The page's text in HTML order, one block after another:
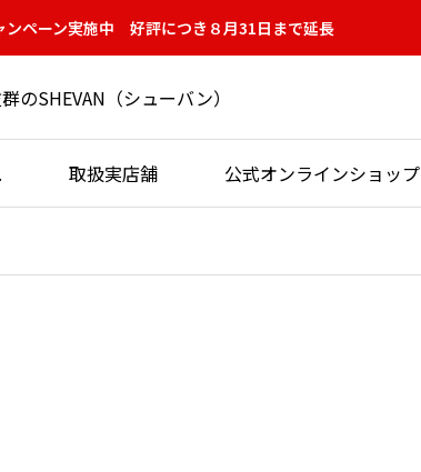
ンペーン実施中 好評につき８月31日まで延長
SHEVAN（シューバン）
取扱実店舗 公式オンラインショップ